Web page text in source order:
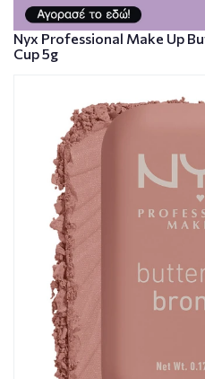
Nyx Professional Make Up
Cup 5g